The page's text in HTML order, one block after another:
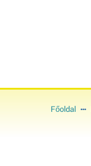
Főoldal